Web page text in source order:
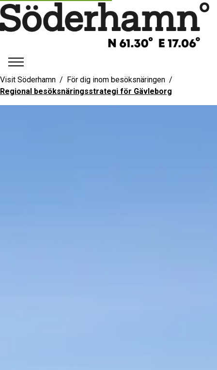
Visit Söderhamn
För dig inom besöksnäringen
Regional besöksnäringsstrategi för Gävleborg